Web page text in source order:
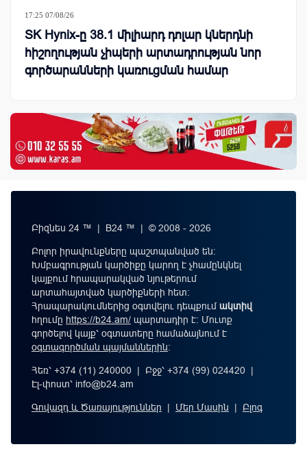
17:25 07/08/26
SK Hynix-ը 38.1 միլիարդ դոլար կներդնի
հիշողության չիպերի արտադրության նոր
գործարանների կառուցման համար
Բիզնես 24 ™ | B24 ™ | © 2008 - 2026
Բոլոր իրավունքները պաշտպանված են:
Խմբագրության կարծիքը կարող է չհամընկնել
կայքում հրապարակված նյութերում
արտահայտված կարծիքների հետ:
Հրապարակումներից օգտվելու դեպքումակտիվ
հղումը https://b24.am/ պարտադիր է: Մուտք
գործելով կայք՝ օգտատերը համաձայնում է
օգտագործման պայմաններին։
Հեռ՝ +374 (11) 240000 | Բջջ՝ +374 (99) 024420 |
Էլ-փոստ՝ info@b24.am
Գովազդ և Ծառայություններ | Մեր Մասին | Բլոգ